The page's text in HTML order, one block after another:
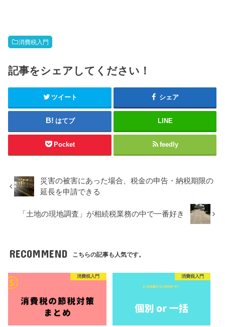
消費税入門
記事をシェアしてください！
ツイート シェア
はてブ LINE
Pocket feedly
災害の被害にあった場合、税金の申告・納税期限の
延長を申請できる
「土地の現地調査」が相続税業務の中で一番好き
RECOMMEND こちらの記事も人気です。
消費税入門 消費税入門